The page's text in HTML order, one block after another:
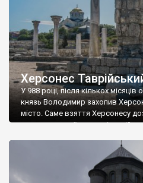
Херсонес
У 988 році, після кількох
князь Володимир захопив
місто. Саме взяття Херсонесу
диктувати свої умови
Херсонесі Володимир-язичник,
А потім було Хрещення Русі. На